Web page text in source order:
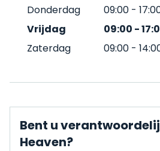
Donderdag
09:00 -
Vrijdag
09:00 -
Zaterdag
09:00 -
Bent u
Heaven?